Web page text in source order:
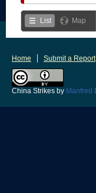
List Map
Home Submit a Report
China Strikes by Manfred